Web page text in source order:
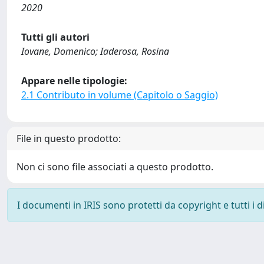
2020
Tutti gli autori
Iovane, Domenico; Iaderosa, Rosina
Appare nelle tipologie:
2.1 Contributo in volume (Capitolo o Saggio)
File in questo prodotto:
Non ci sono file associati a questo prodotto.
I documenti in IRIS sono protetti da copyright e tutti i